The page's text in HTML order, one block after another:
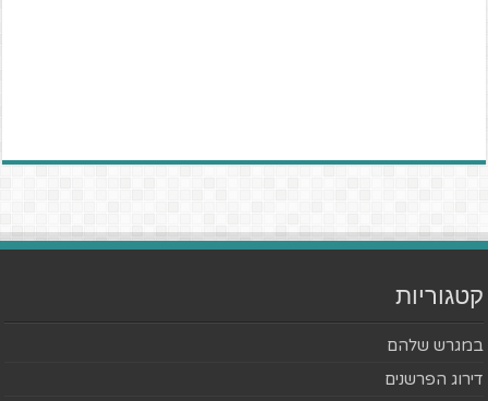
קטגוריות
במגרש שלהם
דירוג הפרשנים